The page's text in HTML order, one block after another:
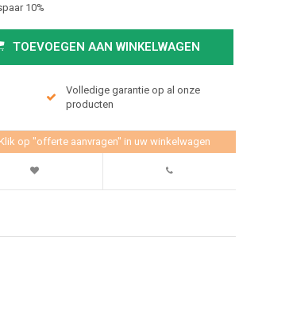
10%
TOEVOEGEN AAN WINKELWAGEN
Volledige garantie op al onze
producten
Klik op "offerte aanvragen" in uw winkelwagen